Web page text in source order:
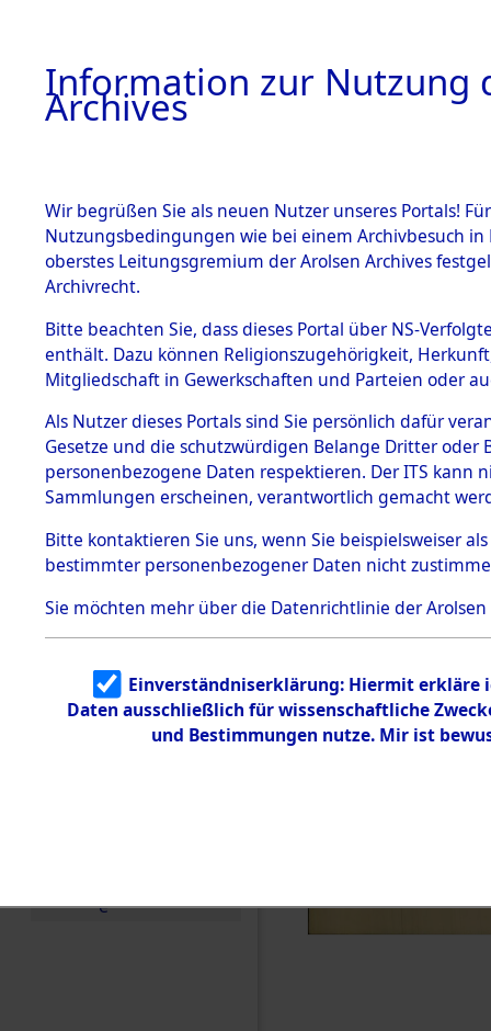
BESTÄNDE
1.
mente
5. Verschiedenes
5.3
Todesmärsche
5.3.1 Alliierte
Erhebungen
zu
Todesmärsch
en
5.3.2
Identifizierun
g
5.3.3
Todesmärsch
e
und
0001
Information zur Nutzung
Archives
Wir begrüßen Sie als neuen Nutzer unseres Portals!
Nutzungsbedingungen wie bei einem Archivbesuch
oberstes Leitungsgremium der Arolsen Archives
Archivrecht.
Bitte beachten Sie, dass dieses Portal über NS-
enthält. Dazu können Religionszugehörigkeit,
Mitgliedschaft in Gewerkschaften und Parteien oder
Als Nutzer dieses Portals sind Sie persönlich dafür
Gesetze und die schutzwürdigen Belange Dritter
personenbezogene Daten respektieren. Der ITS
Sammlungen erscheinen, verantwortlich gemacht
Bitte kontaktieren Sie uns, wenn Sie beispielsweiser
bestimmter personenbezogener Daten nicht
Sie möchten mehr über die Datenrichtlinie der Arolsen
Einverständniserklärung: Hiermit erkläre
Daten ausschließlich für wissenschaftliche
und Bestimmungen nutze. Mir ist